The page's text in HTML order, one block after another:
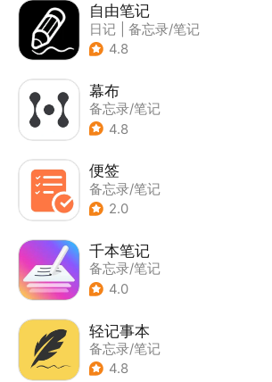
自由笔记
日记
备忘录/笔记
4.8
幕布
备忘录/笔记
4.8
便签
备忘录/笔记
2.0
千本笔记
备忘录/笔记
4.0
轻记事本
备忘录/笔记
4.8